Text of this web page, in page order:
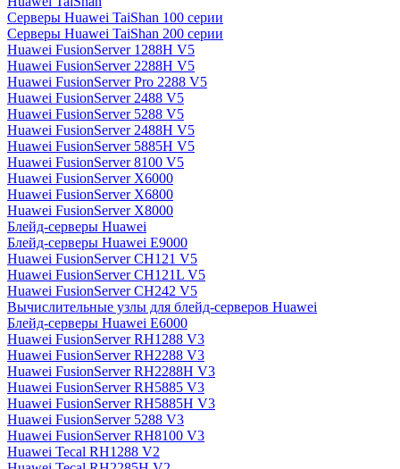
Серверы Huawei TaiShan 100 серии
Серверы Huawei TaiShan 200 серии
Huawei FusionServer 1288H V5
Huawei FusionServer 2288H V5
Huawei FusionServer Pro 2288 V5
Huawei FusionServer 2488 V5
Huawei FusionServer 5288 V5
Huawei FusionServer 2488H V5
Huawei FusionServer 5885H V5
Huawei FusionServer 8100 V5
Huawei FusionServer X6000
Huawei FusionServer X6800
Huawei FusionServer X8000
Блейд-серверы Huawei
Блейд-серверы Huawei E9000
Huawei FusionServer CH121 V5
Huawei FusionServer CH121L V5
Huawei FusionServer CH242 V5
Вычислительные узлы для блейд-серверов Huawei
Блейд-серверы Huawei E6000
Huawei FusionServer RH1288 V3
Huawei FusionServer RH2288 V3
Huawei FusionServer RH2288H V3
Huawei FusionServer RH5885 V3
Huawei FusionServer RH5885H V3
Huawei FusionServer 5288 V3
Huawei FusionServer RH8100 V3
Huawei Tecal RH1288 V2